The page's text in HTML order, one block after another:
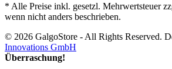
* Alle Preise inkl. gesetzl. Mehrwertsteuer
wenn nicht anders beschrieben.
© 2026 GalgoStore - All Rights Reserved.
Innovations GmbH
Überraschung!